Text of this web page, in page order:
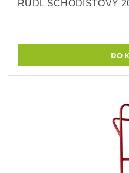
RUDL SCHODIŠŤOVÝ